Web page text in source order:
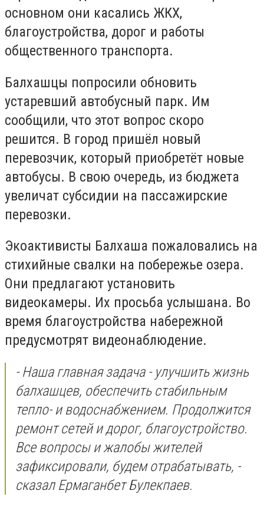
основном они касались ЖКХ,
благоустройства, дорог и работы
общественного транспорта.
Балхашцы попросили обновить
устаревший автобусный парк. Им
сообщили, что этот вопрос скоро
решится. В город пришёл новый
перевозчик, который приобретёт новые
автобусы. В свою очередь, из бюджета
увеличат субсидии на пассажирские
перевозки.
Экоактивисты Балхаша пожаловались на
стихийные свалки на побережье озера.
Они предлагают установить
видеокамеры. Их просьба услышана. Во
время благоустройства набережной
предусмотрят видеонаблюдение.
- Наша главная задача - улучшить жизнь
балхашцев, обеспечить стабильным
тепло- и водоснабжением. Продолжится
ремонт сетей и дорог, благоустройство.
Все вопросы и жалобы жителей
зафиксировали, будем отрабатывать, -
сказал Ермаганбет Булекпаев.